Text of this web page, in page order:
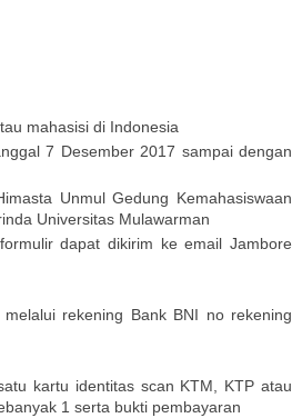
mahasisi di Indonesia
7 Desember 2017 sampai dengan
Unmul Gedung Kemahasiswaan
Universitas Mulawarman
dapat dikirim ke email Jambore
rekening Bank BNI no rekening
kartu identitas scan KTM, KTP atau
1 serta bukti pembayaran